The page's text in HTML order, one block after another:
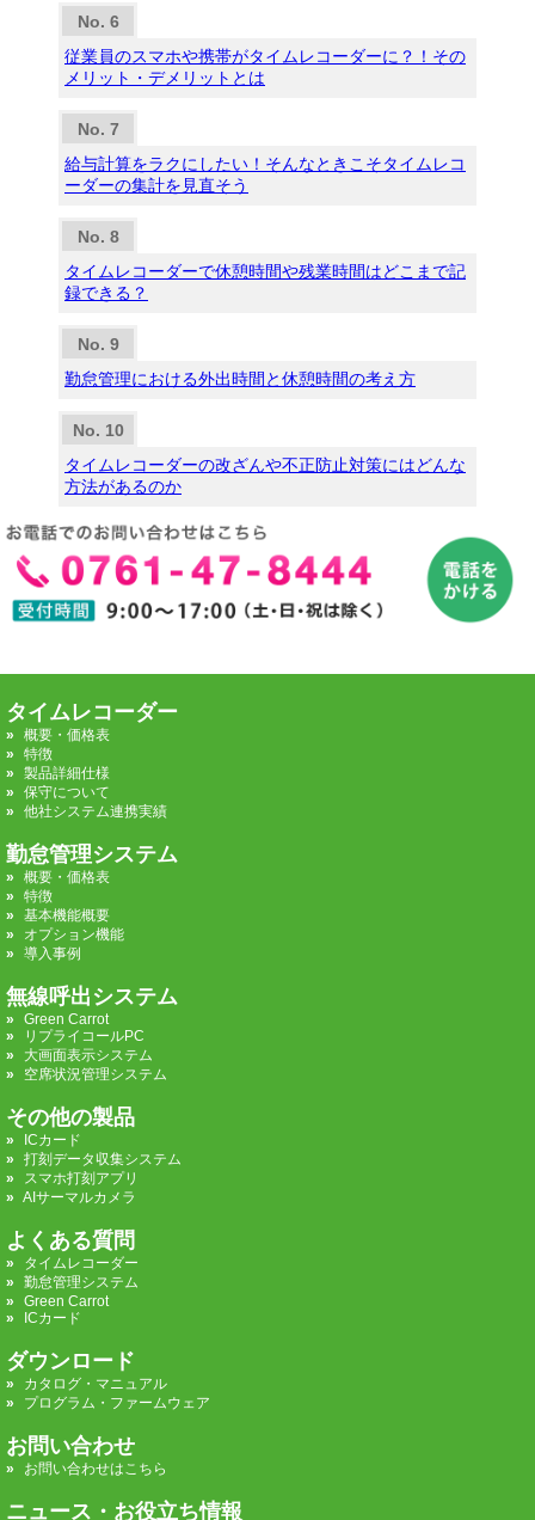
従業員のスマホや携帯がタイムレコーダーに？！その
メリット・デメリットとは
給与計算をラクにしたい！そんなときこそタイムレコ
ーダーの集計を見直そう
タイムレコーダーで休憩時間や残業時間はどこまで記
録できる？
勤怠管理における外出時間と休憩時間の考え方
タイムレコーダーの改ざんや不正防止対策にはどんな
方法があるのか
タイムレコーダー
概要・価格表
特徴
製品詳細仕様
保守について
他社システム連携実績
勤怠管理システム
概要・価格表
特徴
基本機能概要
オプション機能
導入事例
無線呼出システム
Green Carrot
リプライコールPC
大画面表示システム
空席状況管理システム
その他の製品
ICカード
打刻データ収集システム
スマホ打刻アプリ
AIサーマルカメラ
よくある質問
タイムレコーダー
勤怠管理システム
Green Carrot
ICカード
ダウンロード
カタログ・マニュアル
プログラム・ファームウェア
お問い合わせ
お問い合わせはこちら
ニュース・お役立ち情報